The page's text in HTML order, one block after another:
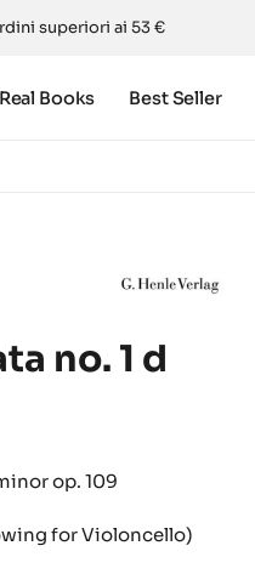
superiori ai 53 €
Books Best Seller
no. 1 d
op. 109
for Violoncello)